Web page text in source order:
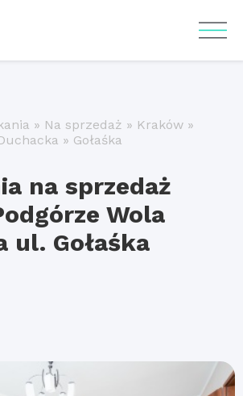
» Na sprzedaż » Kraków »
» Gołaśka
na sprzedaż
Wola
ul. Gołaśka